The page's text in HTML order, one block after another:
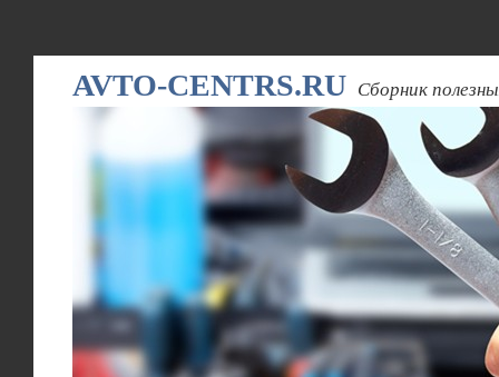
AVTO-CENTRS.RU Сборник